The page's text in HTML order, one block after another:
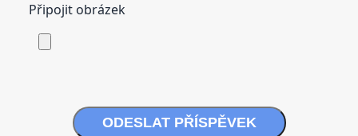
Připojit obrázek
ODESLAT PŘÍSPĚVEK